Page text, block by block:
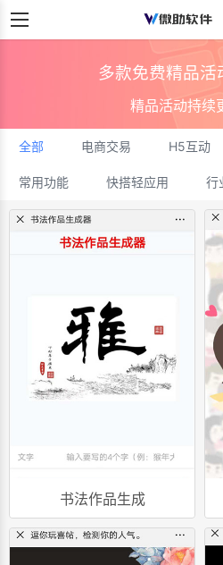
多款免费精品活
精品活动持续
全部 电商交易 H5互动
常用功能 快搭轻应用 行
书法作品生成